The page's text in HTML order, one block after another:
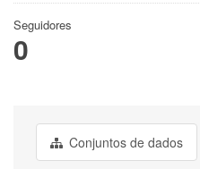
Seguidores
0
Conjuntos de dados